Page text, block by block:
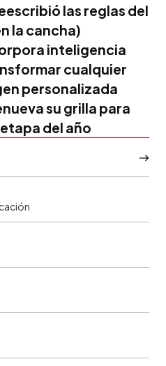
las reglas del
la cancha)
inteligencia
cualquier
personalizada
su grilla para
del año